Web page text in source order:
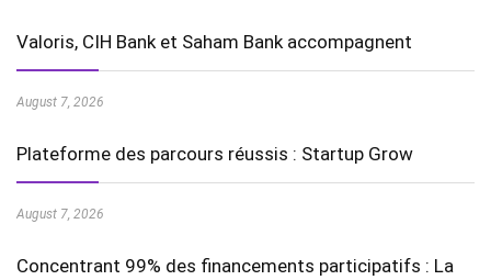
Valoris, CIH Bank et Saham Bank accompagnent
August 7, 2026
Plateforme des parcours réussis : Startup Grow
August 7, 2026
Concentrant 99% des financements participatifs : La